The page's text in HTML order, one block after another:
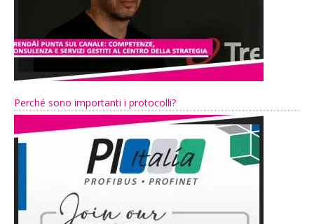
Perché sono importanti i protocolli?